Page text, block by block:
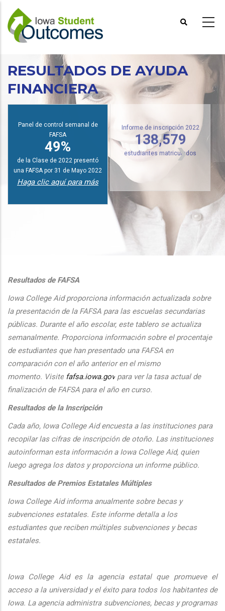
Pasar
contenido
principal
RESULTADOS DE AYUDA
FINANCIERA
Panel de control semanal de
FAFSA
49%
de la Clase de 2022 presentó
una FAFSA por 31 de Mayo 2022
Haga clic aquí para más
Informe de inscripción 2022
138,579
estudiantes matriculados
Resultados de FAFSA
Iowa College Aid proporciona información actualizada sobre
la presentación de la FAFSA para las escuelas secundarias
públicas. Durante el año escolar, este tablero se actualiza
semanalmente. Proporciona información sobre el procentaje
de estudiantes que han presentado una FAFSA en
comparación con el año anterior en el mismo
momento. Visite fafsa.iowa.gov para ver la tasa actual de
finalización de FAFSA para el año en curso.
Resultados de la Inscripción
Cada año, Iowa College Aid encuesta a las instituciones para
recopilar las cifras de inscripción de otoño. Las instituciones
autoinforman esta información a Iowa College Aid, quien
luego agrega los datos y proporciona un informe público.
Resultados de Premios Estatales Múltiples
Iowa College Aid informa anualmente sobre becas y
subvenciones estatales. Este informe detalla a los
estudiantes que reciben múltiples subvenciones y becas
estatales.
Iowa College Aid es la agencia estatal que promueve el
acceso a la universidad y el éxito para todos los habitantes de
Iowa. La agencia administra subvenciones, becas y programas